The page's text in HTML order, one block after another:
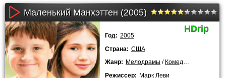
Маленький Манхэттен (2005)
HDrip
Год: 2005
Страна: США
Жанр: Мелодрамы / Комедии
Режиссер: Марк Леви